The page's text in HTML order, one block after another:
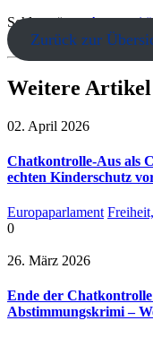
Schlagwörter:
Zurück zur
Weitere Artikel
02. April 2026
Chatkontrolle-Aus als
echten Kinderschutz
Europaparlament
0
26. März 2026
Ende der
Abstimmungskrimi –